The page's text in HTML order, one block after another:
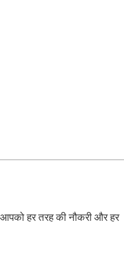
हर तरह की नौकरी और हर